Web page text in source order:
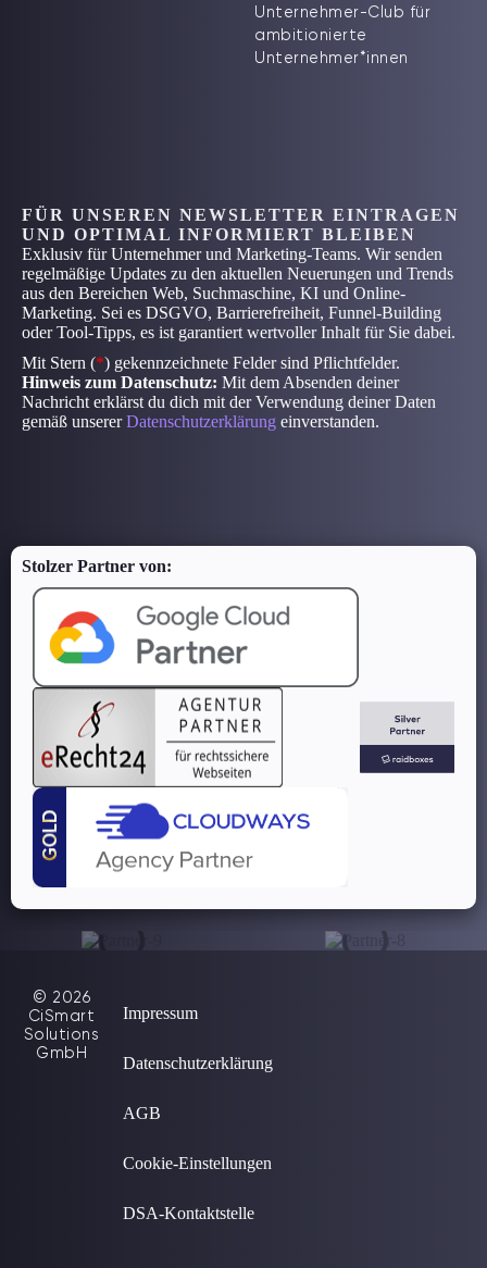
Unternehmer-Club für
ambitionierte
Unternehmer*innen
FÜR UNSEREN NEWSLETTER EINTRAGEN
UND OPTIMAL INFORMIERT BLEIBEN
Exklusiv für Unternehmer und Marketing-Teams. Wir senden
regelmäßige Updates zu den aktuellen Neuerungen und Trends
aus den Bereichen Web, Suchmaschine, KI und Online-
Marketing. Sei es DSGVO, Barrierefreiheit, Funnel-Building
oder Tool-Tipps, es ist garantiert wertvoller Inhalt für Sie dabei.
Mit Stern (*) gekennzeichnete Felder sind Pflichtfelder.
Hinweis zum Datenschutz: Mit dem Absenden deiner
Nachricht erklärst du dich mit der Verwendung deiner Daten
gemäß unsererDatenschutzerklärung einverstanden.
Stolzer Partner von:
© 2026
CiSmart
Solutions
GmbH
Impressum
Datenschutzerklärung
AGB
Cookie-Einstellungen
DSA-Kontaktstelle